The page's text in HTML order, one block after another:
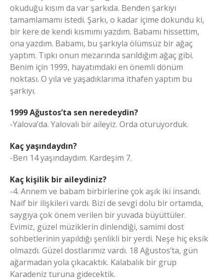
okuduğu kısım da var şarkıda. Benden şarkıyı
tamamlamamı istedi. Şarkı, o kadar içime dokundu ki,
bir kere de kendi kısmımı yazdım. Babamı hissettim,
ona yazdım. Babamı, bu şarkıyla ölümsüz bir ağaç
yaptım. Tıpkı onun mezarında sarıldığım ağaç gibi.
Benim için 1999, hayatımdaki en önemli dönüm
noktası. O yıla ve yaşadıklarıma ithafen yaptım bu
şarkıyı.
1999 Ağustos’ta sen neredeydin?
-Yalova’da. Yalovalı bir aileyiz. Orda oturuyorduk.
Kaç yaşındaydın?
-Ben 14 yaşındaydım. Kardeşim 7.
Kaç kişilik bir aileydiniz?
-4. Annem ve babam birbirlerine çok aşık iki insandı.
Naif bir ilişkileri vardı. Bizi de sevgi dolu bir ortamda,
saygıya çok önem verilen bir yuvada büyüttüler.
Evimiz, güzel müziklerin dinlendiği, samimi dost
sohbetlerinin yapıldığı şenlikli bir yerdi. Neşe hiç eksik
olmazdı. Güzel dostlarımız vardı. 18 Ağustos’ta, gün
ağarmadan yola çıkacaktık. Kalabalık bir grup
Karadeniz turuna gidecektik.